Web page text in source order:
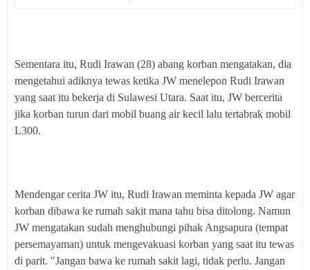
Sementara itu, Rudi Irawan (28) abang korban mengatakan, dia
mengetahui adiknya tewas ketika JW menelepon Rudi Irawan
yang saat itu bekerja di Sulawesi Utara. Saat itu, JW bercerita
jika korban turun dari mobil buang air kecil lalu tertabrak mobil
L300.
Mendengar cerita JW itu, Rudi Irawan meminta kepada JW agar
korban dibawa ke rumah sakit mana tahu bisa ditolong. Namun
JW mengatakan sudah menghubungi pihak Angsapura (tempat
persemayaman) untuk mengevakuasi korban yang saat itu tewas
di parit. "Jangan bawa ke rumah sakit lagi, tidak perlu. Jangan